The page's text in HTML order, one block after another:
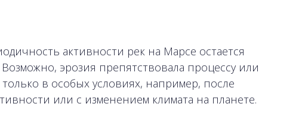
активности рек на Марсе остается
эрозия препятствовала процессу или
в особых условиях, например, после
или с изменением климата на планете.